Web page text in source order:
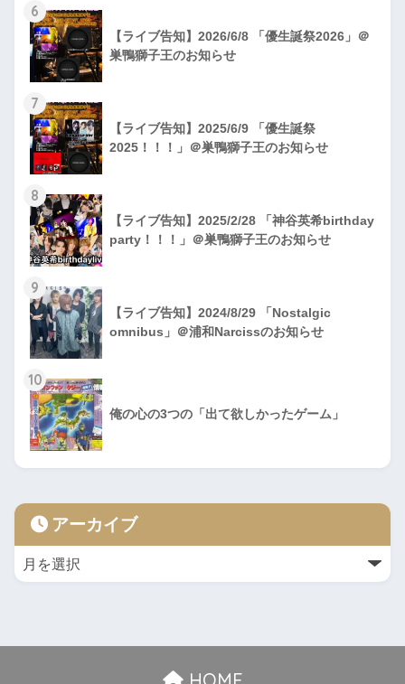
6
【ライブ告知】2026/6/8 「優生誕祭2026」＠
巣鴨獅子王のお知らせ
7
【ライブ告知】2025/6/9 「優生誕祭
2025！！！」＠巣鴨獅子王のお知らせ
8
【ライブ告知】2025/2/28 「神谷英希birthday
party！！！」＠巣鴨獅子王のお知らせ
9
【ライブ告知】2024/8/29 「Nostalgic
omnibus」＠浦和Narcissのお知らせ
10
俺の心の3つの「出て欲しかったゲーム」
アーカイブ